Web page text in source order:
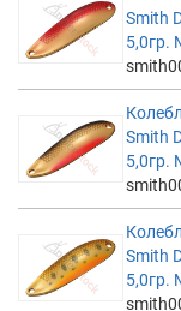
Smith
5,0гр.
Smith
5,0гр.
Smith
5,0гр.